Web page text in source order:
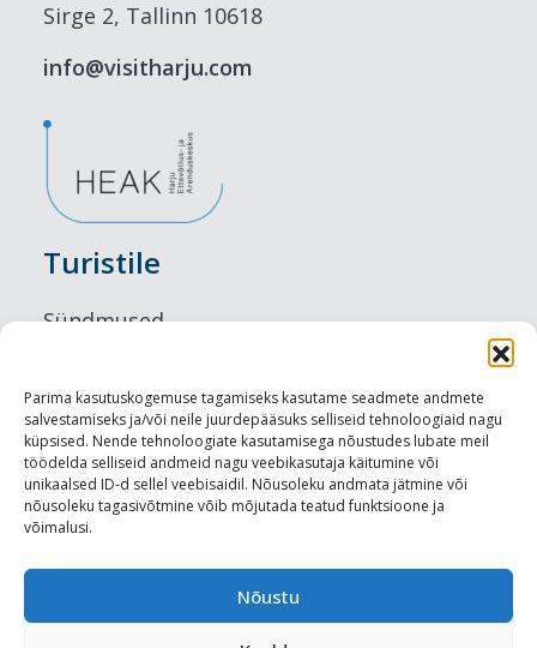
Parima kasutuskogemuse tagamiseks kasutame seadmete andmete
salvestamiseks ja/või neile juurdepääsuks selliseid tehnoloogiaid nagu
küpsised. Nende tehnoloogiate kasutamisega nõustudes lubate meil
töödelda selliseid andmeid nagu veebikasutaja käitumine või
unikaalsed ID-d sellel veebisaidil. Nõusoleku andmata jätmine või
nõusoleku tagasivõtmine võib mõjutada teatud funktsioone ja
võimalusi.
Nõustu
Sirge 2, Tallinn 10618
info@visitharju.com
Turistile
Sündmused
Maitseelamused
Vaatamisväärsused
Visit Tallinn
Turismiprofessionaalile